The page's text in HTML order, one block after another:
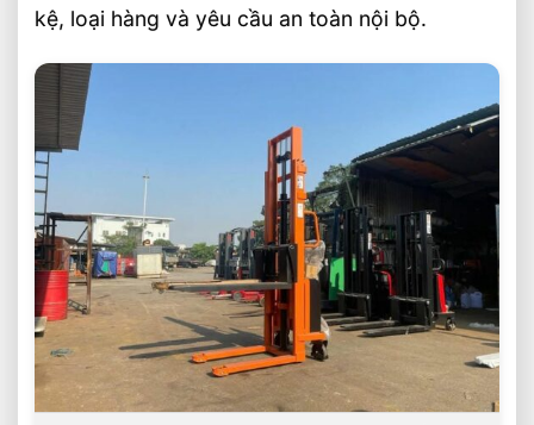
kệ, loại hàng và yêu cầu an toàn nội bộ.